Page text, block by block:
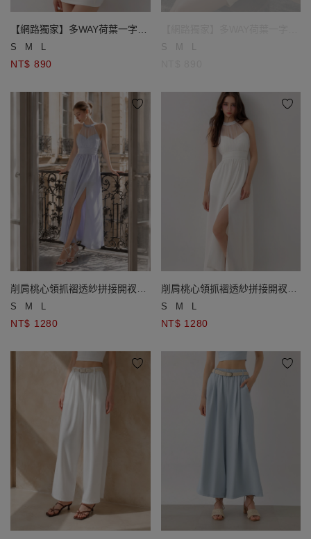
【網路獨家】多WAY荷葉一字領
繞頸綁帶雪紡短洋裝(附胸墊)
S M L
NT$ 890
繞頸綁帶雪紡短洋裝(附胸墊)
S M L
削肩桃心領抓褶透紗拼接開衩長
洋裝(附胸墊)
S M L
NT$ 1280
削肩桃心領抓褶透紗拼接開衩長
洋裝(附胸墊)
S M L
NT$ 1280